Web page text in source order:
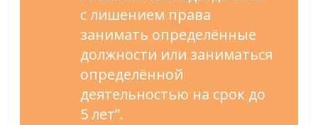
с лишением права
занимать определённые
должности или заниматься
определённой
деятельностью на срок до
5 лет”.